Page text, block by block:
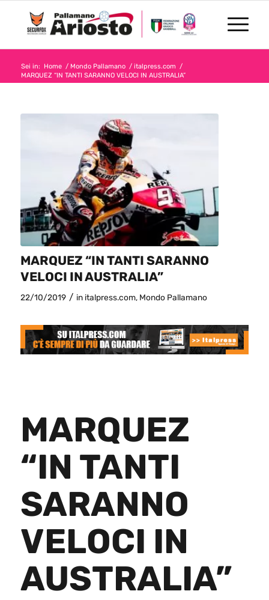
Sei in: Home / Mondo Pallamano / italpress.com /
MARQUEZ “IN TANTI SARANNO VELOCI IN AUSTRALIA”
MARQUEZ “IN TANTI SARANNO
VELOCI IN AUSTRALIA”
22/10/2019 / in italpress.com, Mondo Pallamano
MARQUEZ
“IN TANTI
SARANNO
VELOCI IN
AUSTRALIA”